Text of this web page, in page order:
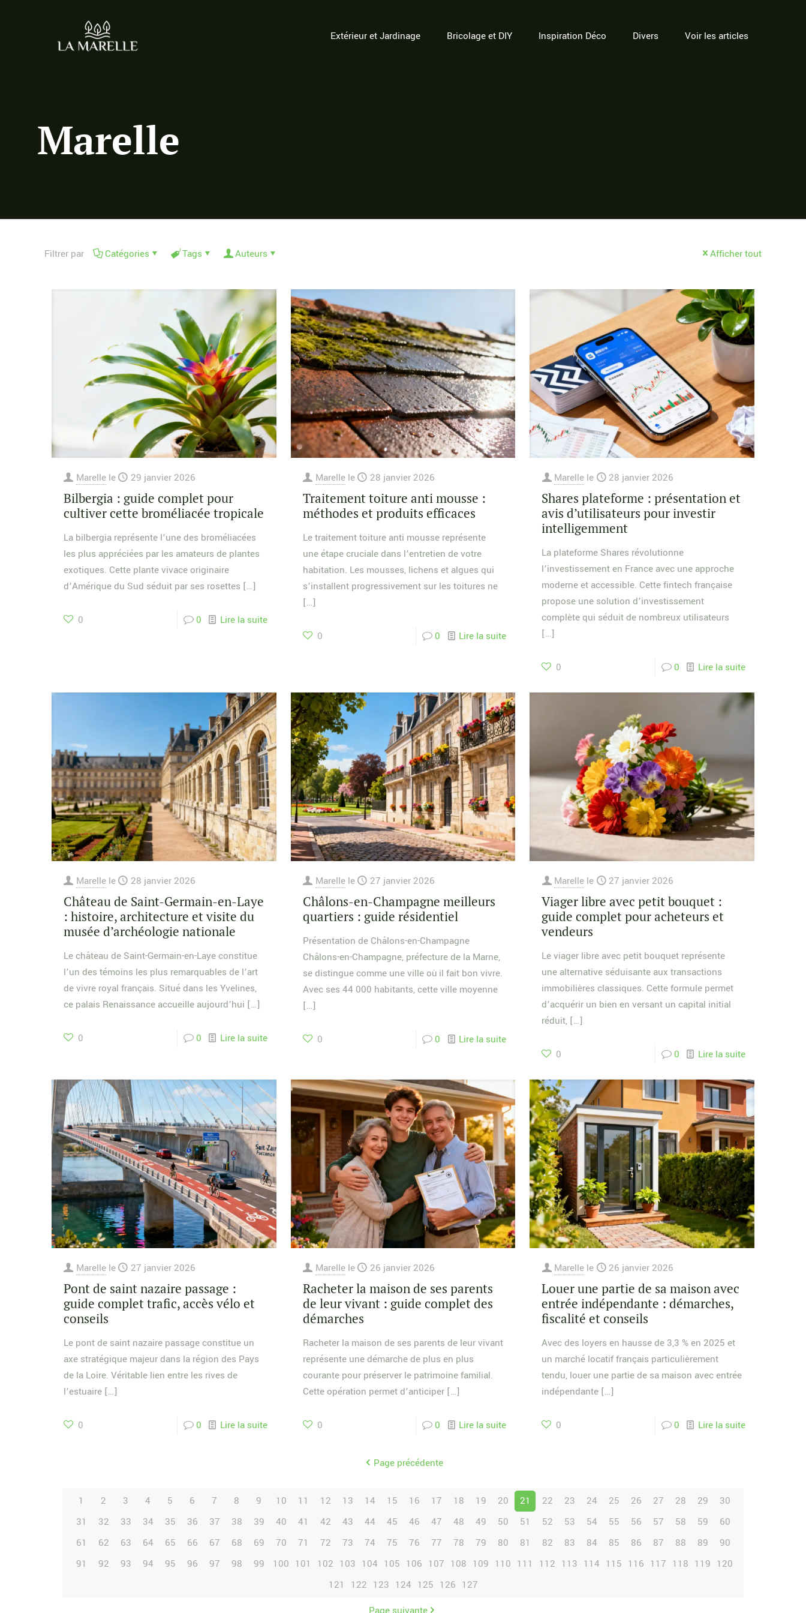
Extérieur et Jardinage Bricolage et DIY Inspiration Déco Divers Voir les articles
Marelle
Filtrer par Catégories Tags Auteurs Afficher tout
Marelle le 29 janvier 2026
Bilbergia : guide complet pour
cultiver cette broméliacée tropicale
La bilbergia représente l’une des broméliacées
les plus appréciées par les amateurs de plantes
exotiques. Cette plante vivace originaire
d’Amérique du Sud séduit par ses rosettes […]
0 0 Lire la suite
Marelle le 28 janvier 2026
Traitement toiture anti mousse :
méthodes et produits efficaces
Le traitement toiture anti mousse représente
une étape cruciale dans l’entretien de votre
habitation. Les mousses, lichens et algues qui
s’installent progressivement sur les toitures ne
[…]
0 0 Lire la suite
Marelle le 28 janvier 2026
Shares plateforme : présentation et
avis d’utilisateurs pour investir
intelligemment
La plateforme Shares révolutionne
l’investissement en France avec une approche
moderne et accessible. Cette fintech française
propose une solution d’investissement
complète qui séduit de nombreux utilisateurs
[…]
0 0 Lire la suite
Marelle le 28 janvier 2026
Château de Saint-Germain-en-Laye
: histoire, architecture et visite du
musée d’archéologie nationale
Le château de Saint-Germain-en-Laye constitue
l’un des témoins les plus remarquables de l’art
de vivre royal français. Situé dans les Yvelines,
ce palais Renaissance accueille aujourd’hui […]
0 0 Lire la suite
Marelle le 27 janvier 2026
Châlons-en-Champagne meilleurs
quartiers : guide résidentiel
Présentation de Châlons-en-Champagne
Châlons-en-Champagne, préfecture de la Marne,
se distingue comme une ville où il fait bon vivre.
Avec ses 44 000 habitants, cette ville moyenne
[…]
0 0 Lire la suite
Marelle le 27 janvier 2026
Viager libre avec petit bouquet :
guide complet pour acheteurs et
vendeurs
Le viager libre avec petit bouquet représente
une alternative séduisante aux transactions
immobilières classiques. Cette formule permet
d’acquérir un bien en versant un capital initial
réduit, […]
0 0 Lire la suite
Marelle le 27 janvier 2026
Pont de saint nazaire passage :
guide complet trafic, accès vélo et
conseils
Le pont de saint nazaire passage constitue un
axe stratégique majeur dans la région des Pays
de la Loire. Véritable lien entre les rives de
l’estuaire[…]
0 0 Lire la suite
Marelle le 26 janvier 2026
Racheter la maison de ses parents
de leur vivant : guide complet des
démarches
Racheter la maison de ses parents de leur vivant
représente une démarche de plus en plus
courante pour préserver le patrimoine familial.
Cette opération permet d’anticiper[…]
0 0 Lire la suite
Marelle le 26 janvier 2026
Louer une partie de sa maison avec
entrée indépendante : démarches,
fiscalité et conseils
Avec des loyers en hausse de 3,3 % en 2025 et
un marché locatif français particulièrement
tendu, louer une partie de sa maison avec entrée
indépendante […]
0 0 Lire la suite
Page précédente
1 2 3 4 5 6 7 8 9 10 11 12 13 14 15 16 17 18 19 20 21 22 23 24 25 26 27 28 29
30
31
32 33 34 35 36 37 38 39 40 41 42 43 44 45 46 47 48 49 50 51 52 53 54 55 56 57 58 59
60
61
62 63 64 65 66 67 68 69 70 71 72 73 74 75 76 77 78 79 80 81 82 83 84 85 86 87 88 89
90
91
92 93 94 95 96 97 98 99 100 101 102 103 104 105 106 107 108 109 110 111 112 113 114 115 116 117 118 119 120
121
122 123 124 125 126 127